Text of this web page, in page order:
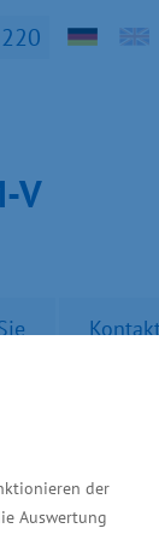
der
Auswertung
V